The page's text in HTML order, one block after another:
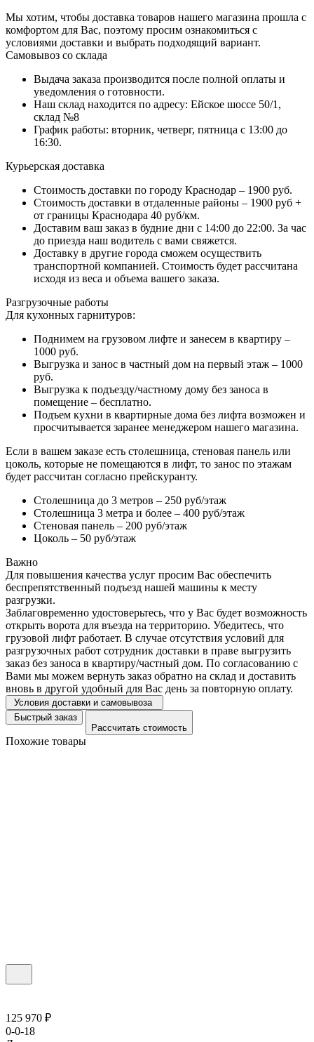
Мы хотим, чтобы доставка товаров нашего магазина прошла с
комфортом для Вас, поэтому просим ознакомиться с
условиями доставки и выбрать подходящий вариант.
Самовывоз со склада
Выдача заказа производится после полной оплаты и
уведомления о готовности.
Наш склад находится по адресу: Ейское шоссе 50/1,
склад №8
График работы: вторник, четверг, пятница с 13:00 до
16:30.
Курьерская доставка
Стоимость доставки по городу Краснодар – 1900 руб.
Стоимость доставки в отдаленные районы – 1900 руб +
от границы Краснодара 40 руб/км.
Доставим ваш заказ в будние дни с 14:00 до 22:00. За час
до приезда наш водитель с вами свяжется.
Доставку в другие города сможем осуществить
транспортной компанией. Стоимость будет рассчитана
исходя из веса и объема вашего заказа.
Разгрузочные работы
Для кухонных гарнитуров:
Поднимем на грузовом лифте и занесем в квартиру –
1000 руб.
Выгрузка и занос в частный дом на первый этаж – 1000
руб.
Выгрузка к подъезду/частному дому без заноса в
помещение – бесплатно.
Подъем кухни в квартирные дома без лифта возможен и
просчитывается заранее менеджером нашего магазина.
Если в вашем заказе есть столешница, стеновая панель или
цоколь, которые не помещаются в лифт, то занос по этажам
будет рассчитан согласно прейскуранту.
Столешница до 3 метров – 250 руб/этаж
Столешница 3 метра и более – 400 руб/этаж
Стеновая панель – 200 руб/этаж
Цоколь – 50 руб/этаж
Важно
Для повышения качества услуг просим Вас обеспечить
беспрепятственный подъезд нашей машины к месту
разгрузки.
Заблаговременно удостоверьтесь, что у Вас будет возможность
открыть ворота для въезда на территорию. Убедитесь, что
грузовой лифт работает. В случае отсутствия условий для
разгрузочных работ сотрудник доставки в праве выгрузить
заказ без заноса в квартиру/частный дом. По согласованию с
Вами мы можем вернуть заказ обратно на склад и доставить
вновь в другой удобный для Вас день за повторную оплату.
Условия доставки и самовывоза
Быстрый заказ
Рассчитать стоимость
Похожие товары
125 970 ₽
0-0-18